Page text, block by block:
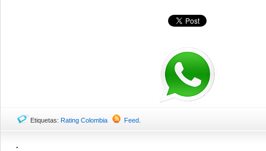
Etiquetas: Rating Colombia Feed
.